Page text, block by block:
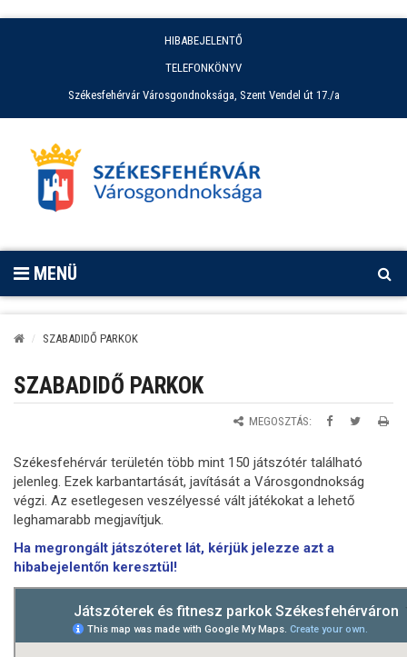
HIBABEJELENTŐ
TELEFONKÖNYV
Székesfehérvár Városgondnoksága, Szent Vendel út 17./a
MENÜ
SZABADIDŐ PARKOK
SZABADIDŐ PARKOK
MEGOSZTÁS:
Székesfehérvár területén több mint 150 játszótér található
jelenleg. Ezek karbantartását, javítását a Városgondnokság
végzi. Az esetlegesen veszélyessé vált játékokat a lehető
leghamarabb megjavítjuk.
Ha megrongált játszóteret lát, kérjük jelezze azt a
hibabejelentőn keresztül!